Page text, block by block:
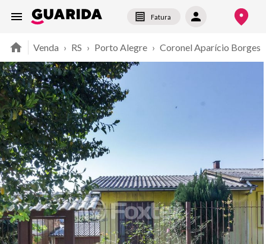
Fatura
Venda › RS › Porto Alegre › Coronel Aparício Borges